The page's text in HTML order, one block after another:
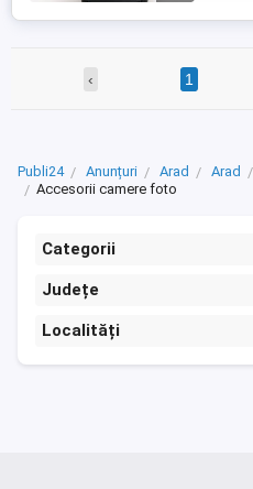
‹ 1
Publi24 Anunțuri Arad Arad
Accesorii camere foto
Categorii
Județe
Localități